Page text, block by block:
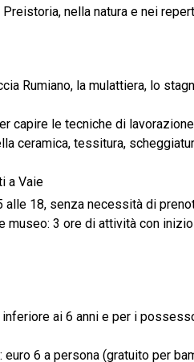
nella natura e nei
Rumiano, la mulattiera, lo
capire le tecniche di
ceramica, tessitura,
a Vaie
18, senza necessità di
3 ore di attività con
ai 6 anni e per i
6 a persona (gratuito per